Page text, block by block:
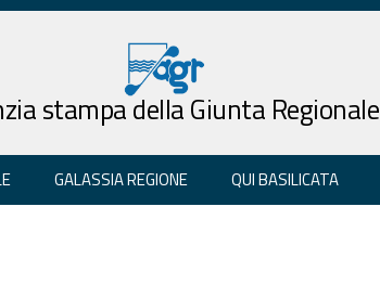
stampa della Giunta Regionale
GALASSIA REGIONE QUI BASILICATA